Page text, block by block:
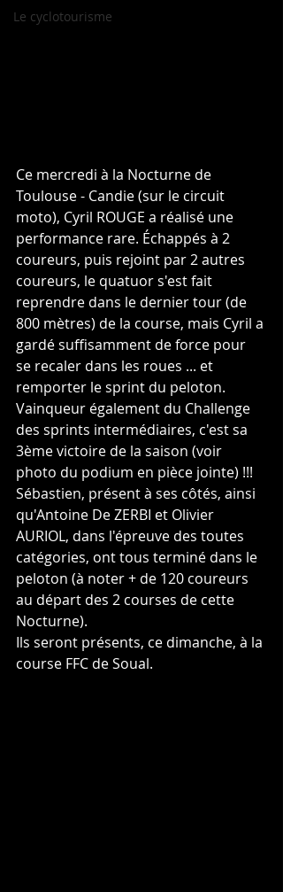
Le cyclotourisme
Ce mercredi à la Nocturne de
Toulouse - Candie (sur le circuit
moto), Cyril ROUGE a réalisé une
performance rare. Échappés à 2
coureurs, puis rejoint par 2 autres
coureurs, le quatuor s'est fait
reprendre dans le dernier tour (de
800 mètres) de la course, mais Cyril a
gardé suffisamment de force pour
se recaler dans les roues ... et
remporter le sprint du peloton.
Vainqueur également du Challenge
des sprints intermédiaires, c'est sa
3ème victoire de la saison (voir
photo du podium en pièce jointe) !!!
Sébastien, présent à ses côtés, ainsi
qu'Antoine De ZERBI et Olivier
AURIOL, dans l'épreuve des toutes
catégories, ont tous terminé dans le
peloton (à noter + de 120 coureurs
au départ des 2 courses de cette
Nocturne).
Ils seront présents, ce dimanche, à la
course FFC de Soual.